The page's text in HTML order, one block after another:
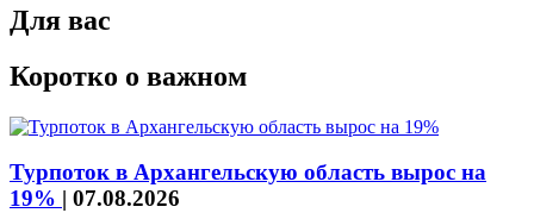
Для вас
Коротко о важном
Турпоток в Архангельскую область вырос на
19% | 07.08.2026